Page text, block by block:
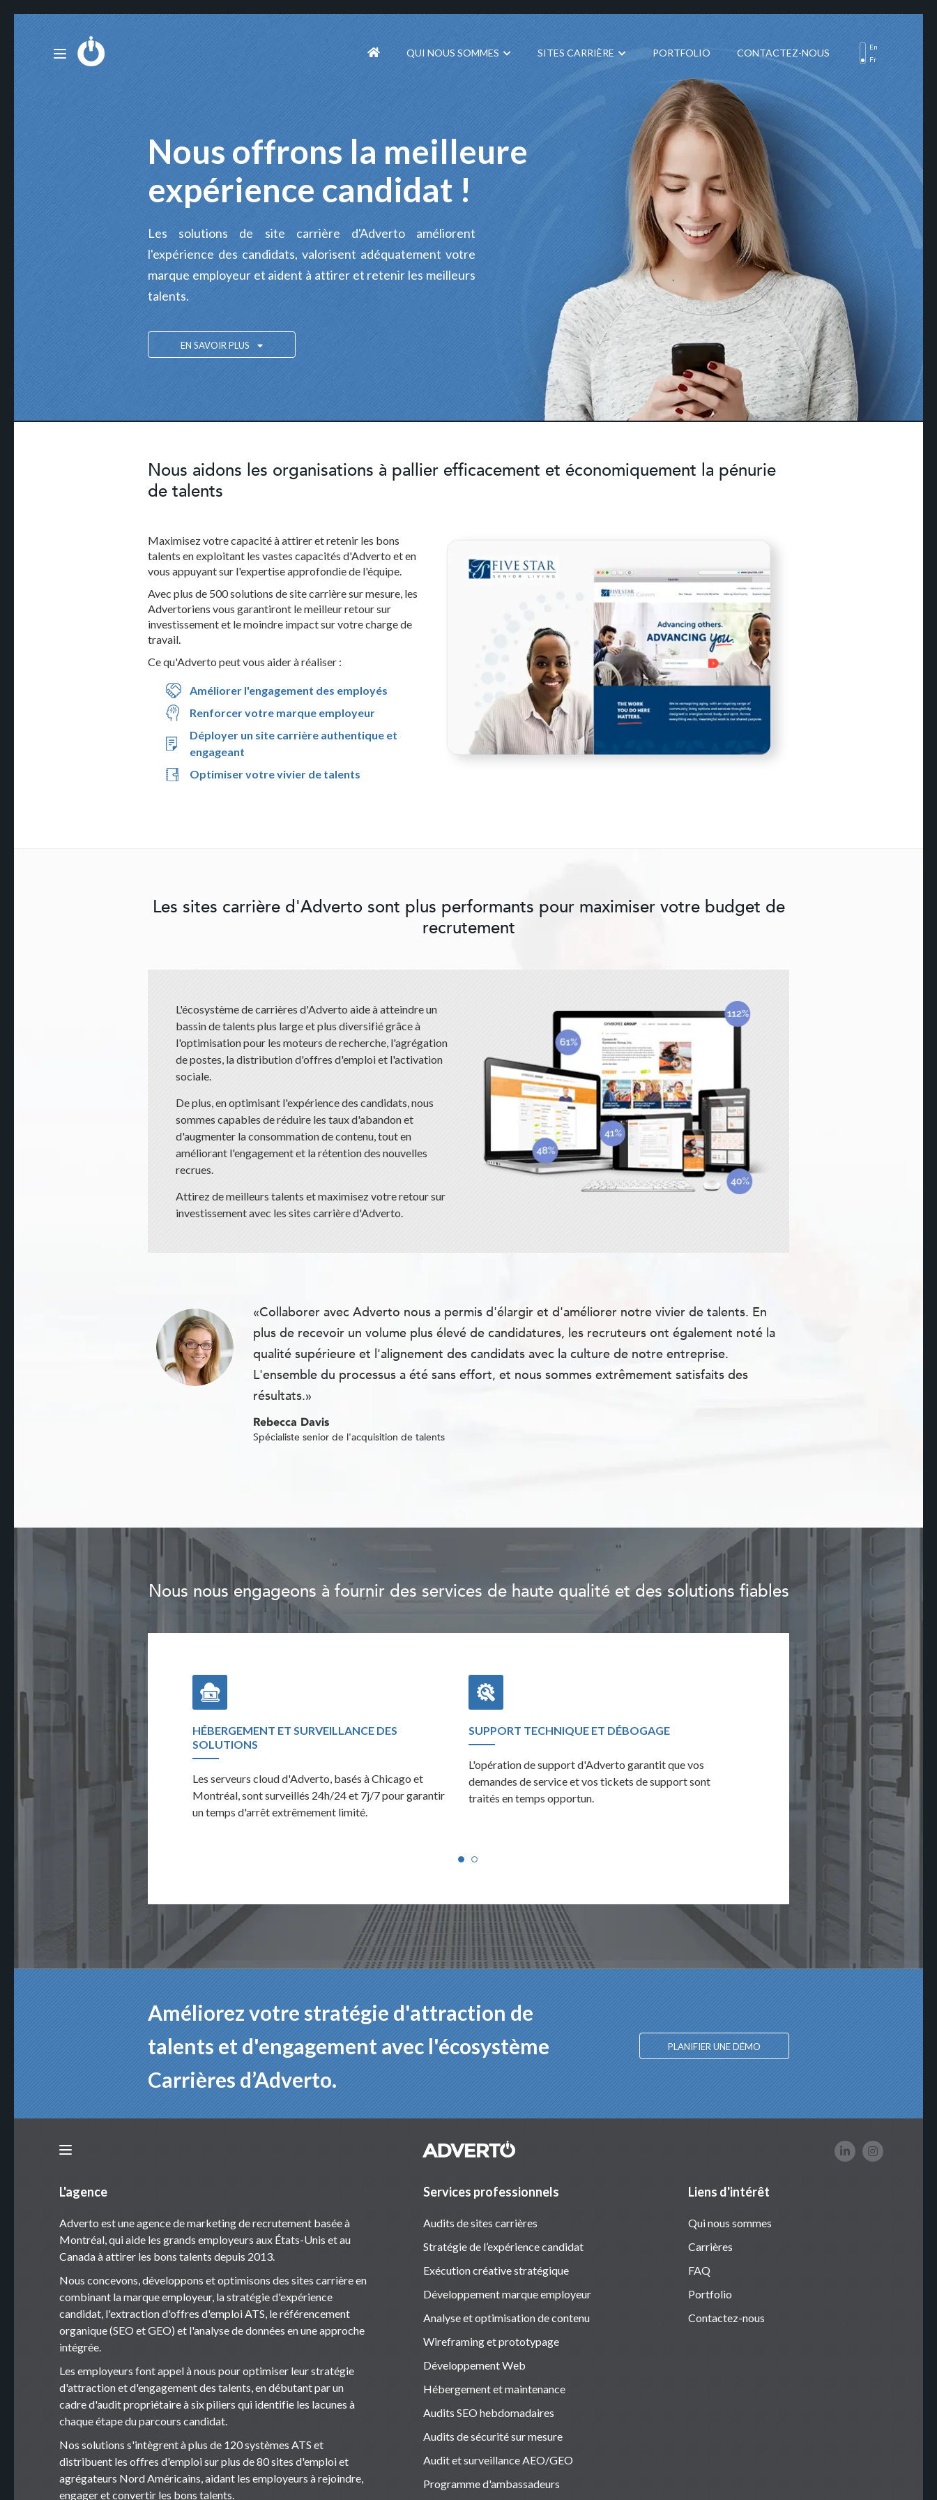
QUI NOUS SOMMES SITES CARRIÈRE PORTFOLIO CONTACTEZ-NOUS
En
Fr
Nous offrons la meilleure
expérience candidat !
Les solutions de site carrière d'Adverto améliorent
l'expérience des candidats, valorisent adéquatement votre
marque employeur et aident à attirer et retenir les meilleurs
talents.
EN SAVOIR PLUS
Nous aidons les organisations à pallier efficacement et économiquement la pénurie
de talents
Maximisez votre capacité à attirer et retenir les bons
talents en exploitant les vastes capacités d'Adverto et en
vous appuyant sur l'expertise approfondie de l'équipe.
Avec plus de 500 solutions de site carrière sur mesure, les
Advertoriens vous garantiront le meilleur retour sur
investissement et le moindre impact sur votre charge de
travail.
Ce qu'Adverto peut vous aider à réaliser :
Améliorer l'engagement des employés
Renforcer votre marque employeur
Déployer un site carrière authentique et
engageant
Optimiser votre vivier de talents
Les sites carrière d'Adverto sont plus performants pour maximiser votre budget de
recrutement
L'écosystème de carrières d'Adverto aide à atteindre un
bassin de talents plus large et plus diversifié grâce à
l'optimisation pour les moteurs de recherche, l'agrégation
de postes, la distribution d'offres d'emploi et l'activation
sociale.
De plus, en optimisant l'expérience des candidats, nous
sommes capables de réduire les taux d'abandon et
d'augmenter la consommation de contenu, tout en
améliorant l'engagement et la rétention des nouvelles
recrues.
Attirez de meilleurs talents et maximisez votre retour sur
investissement avec les sites carrière d'Adverto.
«Collaborer avec Adverto nous a permis d'élargir et d'améliorer notre vivier de talents. En
plus de recevoir un volume plus élevé de candidatures, les recruteurs ont également noté la
qualité supérieure et l'alignement des candidats avec la culture de notre entreprise.
L'ensemble du processus a été sans effort, et nous sommes extrêmement satisfaits des
résultats.»
Rebecca Davis
Spécialiste senior de l'acquisition de talents
Nous nous engageons à fournir des services de haute qualité et des solutions fiables
constant sur la performance de
l'activité complète du
HÉBERGEMENT ET SURVEILLANCE DES
SOLUTIONS
Les serveurs cloud d'Adverto, basés à Chicago et
Montréal, sont surveillés 24h/24 et 7j/7 pour garantir
un temps d'arrêt extrêmement limité.
SUPPORT TECHNIQUE ET DÉBOGAGE
L'opération de support d'Adverto garantit que vos
demandes de service et vos tickets de support sont
traités en temps opportun.
ASSURANCE QUALITÉ ET TESTS
Exploitez l'audit de 100 points
maximiser la fiabilité de votre solution
débogage complet et des tests multi-
Améliorez votre stratégie d'attraction de
talents et d'engagement avec l'écosystème
Carrières d’Adverto.
PLANIFIER UNE DÉMO
L'agence
Adverto est une agence de marketing de recrutement basée à
Montréal, qui aide les grands employeurs aux États-Unis et au
Canada à attirer les bons talents depuis 2013.
Nous concevons, développons et optimisons des sites carrière en
combinant la marque employeur, la stratégie d'expérience
candidat, l'extraction d'offres d'emploi ATS, le référencement
organique (SEO et GEO) et l'analyse de données en une approche
intégrée.
Les employeurs font appel à nous pour optimiser leur stratégie
d'attraction et d'engagement des talents, en débutant par un
cadre d'audit propriétaire à six piliers qui identifie les lacunes à
chaque étape du parcours candidat.
Nos solutions s'intègrent à plus de 120 systèmes ATS et
distribuent les offres d'emploi sur plus de 80 sites d'emploi et
agrégateurs Nord Américains, aidant les employeurs à rejoindre,
engager et convertir les bons talents.
Services professionnels
Audits de sites carrières
Stratégie de l’expérience candidat
Exécution créative stratégique
Développement marque employeur
Analyse et optimisation de contenu
Wireframing et prototypage
Développement Web
Hébergement et maintenance
Audits SEO hebdomadaires
Audits de sécurité sur mesure
Audit et surveillance AEO/GEO
Programme d'ambassadeurs
Liens d'intérêt
Qui nous sommes
Carrières
FAQ
Portfolio
Contactez-nous